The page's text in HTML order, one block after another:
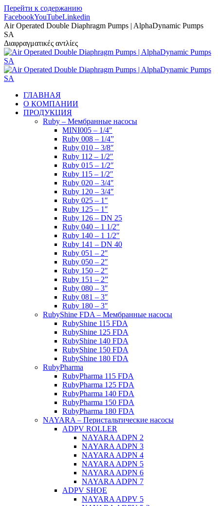
Перейти к содержанию
FacebookYouTubeLinkedin
Air Operated Double Diaphragm Pumps | AlphaDynamic Pumps
SA
Διαφραγματικές αντλίες
ГЛАВНАЯ
О КОМПАНИИ
ПРОДУКЦИЯ
Ruby – Мембранные насосы
MINI005 – 1/4″
Ruby 008 – 1/4”
Ruby 010 – 3/8″
Ruby 112 – 1/2″
Ruby 015 – 1/2″
Ruby 115 – 1/2″
Ruby 020 – 3/4″
Ruby 120 – 3/4″
Ruby 025 – 1″
Ruby 125 – 1″
Ruby 126 – DN 25
Ruby 040 – 1 1/2″
Ruby 140 – 1 1/2″
Ruby 141 – DN 40
Ruby 051 – 2″
Ruby 050 – 2″
Ruby 150 – 2″
Ruby 151 – 2”
Ruby 080 – 3″
Ruby 081 – 3″
Ruby 180 – 3″
RubyShine FDA – Мембранные насосы
RubyShine 115 FDA
RubyShine 125 FDA
RubyShine 140 FDA
RubyShine 150 FDA
RubyShine 180 FDA
RubyPharma
RubyPharma 115 FDA
RubyPharma 125 FDA
RubyPharma 140 FDA
RubyPharma 150 FDA
RubyPharma 180 FDA
NAYARA – Перистальтические насосы
ADPV ROLLER
NAYARA ADPN 2
NAYARA ADPN 3
NAYARA ADPN 4
NAYARA ADPN 5
NAYARA ADPN 6
NAYARA ADPN 7
ADPV SHOE
ΝAYARA ADPV 5